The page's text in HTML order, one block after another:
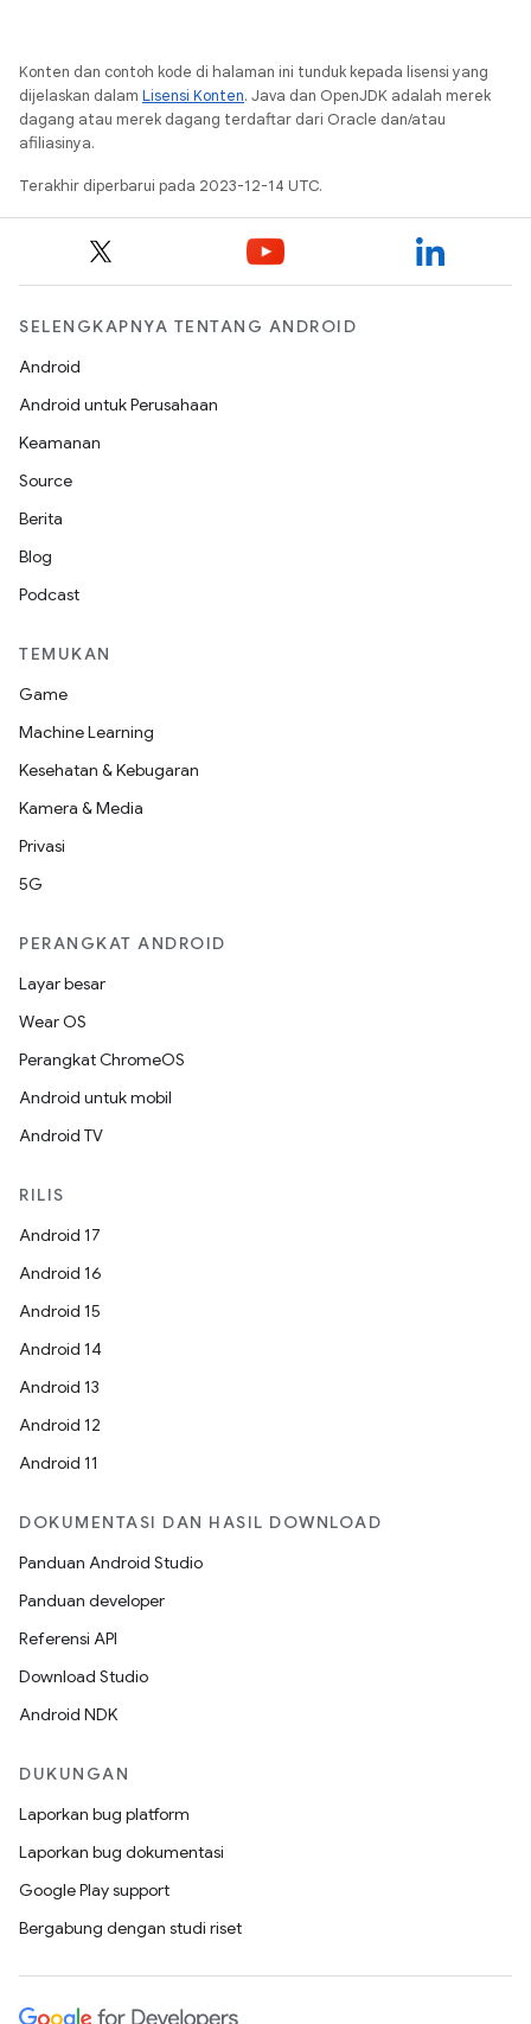
Konten dan contoh kode di halaman ini tunduk kepada lisensi yang
dijelaskan dalam Lisensi Konten. Java dan OpenJDK adalah merek
dagang atau merek dagang terdaftar dari Oracle dan/atau
afiliasinya.
Terakhir diperbarui pada 2023-12-14 UTC.
SELENGKAPNYA TENTANG ANDROID
Android
Android untuk Perusahaan
Keamanan
Source
Berita
Blog
Podcast
TEMUKAN
Game
Machine Learning
Kesehatan & Kebugaran
Kamera & Media
Privasi
5G
PERANGKAT ANDROID
Layar besar
Wear OS
Perangkat ChromeOS
Android untuk mobil
Android TV
RILIS
Android 17
Android 16
Android 15
Android 14
Android 13
Android 12
Android 11
DOKUMENTASI DAN HASIL DOWNLOAD
Panduan Android Studio
Panduan developer
Referensi API
Download Studio
Android NDK
DUKUNGAN
Laporkan bug platform
Laporkan bug dokumentasi
Google Play support
Bergabung dengan studi riset